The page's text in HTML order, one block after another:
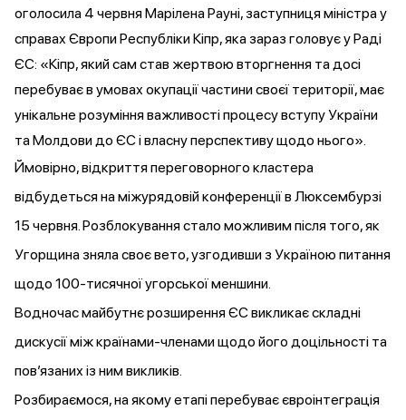
оголосила 4 червня Марілена Рауні, заступниця міністра у
справах Європи Республіки Кіпр, яка зараз головуєу Раді
ЄС: «Кіпр, який сам став жертвою вторгнення та досі
перебуває в умовах окупації частини своєї території, має
унікальне розуміння важливості процесу вступу України
та Молдови до ЄС і власну перспективу щодо нього».
Ймовірно, відкриття переговорного кластера
відбудетьсяна міжурядовій конференції в Люксембурзі
15 червня. Розблокування стало можливим після того, як
Угорщина зняласвоє вето,узгодивши з Україною питання
щодо 100-тисячної угорської меншини.
Водночас майбутнє розширення ЄС викликає складні
дискусії між країнами-членами щодо його доцільності та
пов’язаних із ним викликів.
Розбираємося, на якому етапі перебуває євроінтеграція